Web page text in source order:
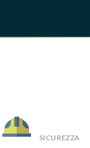
SICUREZZA